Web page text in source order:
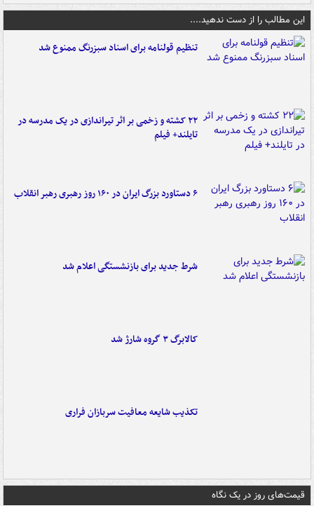
این مطالب را از دست ندهید....
تنظیم قولنامه برای اسناد سبزرنگ ممنوع شد
۲۲ کشته و زخمی بر اثر تیراندازی در یک مدرسه در
تایلند+ فیلم
۶ دستاورد بزرگ ایران در ۱۶۰ روز رهبری رهبر انقلاب
شرط جدید برای بازنشستگی اعلام شد
کالابرگ ۳ گروه شارژ شد
تکذیب شایعه معافیت سربازان فراری
قیمت‌های روز در یک نگاه